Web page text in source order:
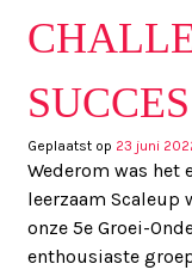
SUCCES
Geplaatst op 23 juni
Wederom was het
leerzaam Scaleup
onze 5e Groei-
enthousiaste